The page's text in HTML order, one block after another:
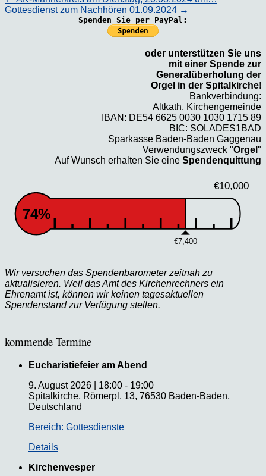
Gottesdienst zum Nachhören 01.09.2024 →
Spenden Sie per PayPal:
oder unterstützen Sie uns
mit einer Spende zur
Generalüberholung der
Orgel in der Spitalkirche!
Bankverbindung:
Altkath. Kirchengemeinde
IBAN: DE54 6625 0030 1030 1715 89
BIC: SOLADES1BAD
Sparkasse Baden-Baden Gaggenau
Verwendungszweck "Orgel "
Auf Wunsch erhalten Sie eine Spendenquittung
€10,000
€7,400
74%
Wir versuchen das Spendenbarometer zeitnah zu
aktualisieren. Weil das Amt des Kirchenrechners ein
Ehrenamt ist, können wir keinen tagesaktuellen
Spendenstand zur Verfügung stellen.
kommende Termine
Eucharistiefeier am Abend
9. August 2026
18:00 - 19:00
Spitalkirche, Römerpl. 13, 76530 Baden-Baden,
Deutschland
Bereich: Gottesdienste
Details
Kirchenvesper